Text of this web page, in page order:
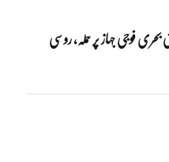
فوجی جہاز پر حملہ، روسی